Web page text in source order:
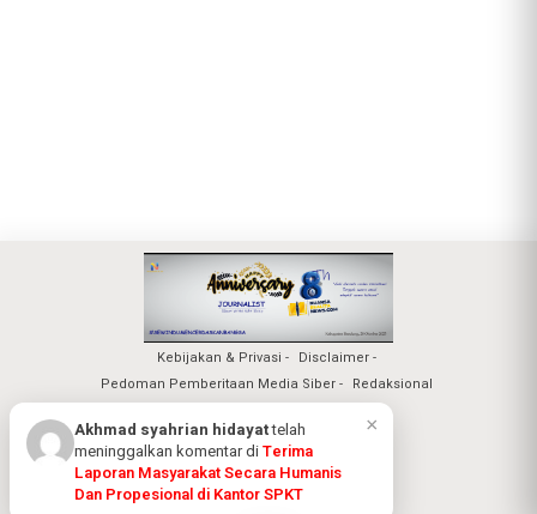
Kebijakan & Privasi
Disclaimer
Pedoman Pemberitaan Media Siber
Redaksional
Nuansa Realita Jaya 2026